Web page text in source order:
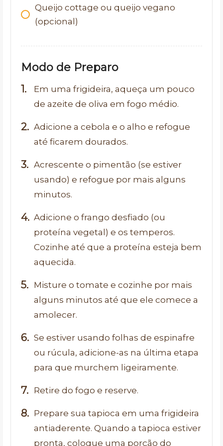
Queijo cottage ou queijo vegano
(opcional)
Modo de Preparo
Em uma frigideira, aqueça um pouco
de azeite de oliva em fogo médio.
Adicione a cebola e o alho e refogue
até ficarem dourados.
Acrescente o pimentão (se estiver
usando) e refogue por mais alguns
minutos.
Adicione o frango desfiado (ou
proteína vegetal) e os temperos.
Cozinhe até que a proteína esteja bem
aquecida.
Misture o tomate e cozinhe por mais
alguns minutos até que ele comece a
amolecer.
Se estiver usando folhas de espinafre
ou rúcula, adicione-as na última etapa
para que murchem ligeiramente.
Retire do fogo e reserve.
Prepare sua tapioca em uma frigideira
antiaderente. Quando a tapioca estiver
pronta, coloque uma porção do